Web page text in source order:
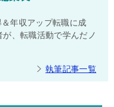
年収アップ転職に成
、転職活動で学んだノ
執筆記事一覧